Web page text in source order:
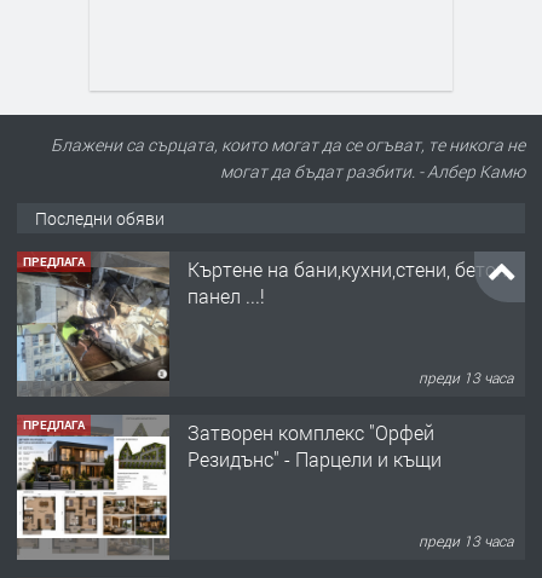
Блажени са сърцата, които могат да се огъват, те никога не
могат да бъдат разбити. - Албер Камю
Последни обяви
ПРЕДЛАГА
Къртене на бани,кухни,стени, бетон,
панел ...!
преди 13 часа
ПРЕДЛАГА
Затворен комплекс "Орфей
Резидънс" - Парцели и къщи
преди 13 часа